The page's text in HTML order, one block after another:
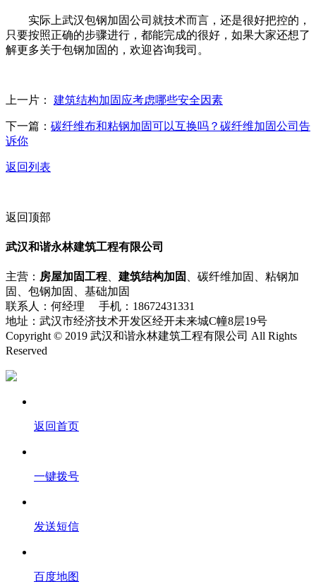
实际上武汉包钢加固公司就技术而言，还是很好把控的，
只要按照正确的步骤进行，都能完成的很好，如果大家还想了
解更多关于包钢加固的，欢迎咨询我司。
上一片： 建筑结构加固应考虑哪些安全因素
下一篇： 碳纤维布和粘钢加固可以互换吗？碳纤维加固公司告
诉你
返回列表
返回顶部
武汉和谐永林建筑工程有限公司
主营： 房屋加固工程 建筑结构加固
、碳纤维加固、粘钢加
固、包钢加固、基础加固
联系人：何经理 手机：18672431331
地址：武汉市经济技术开发区经开未来城C幢8层19号
Copyright © 2019 武汉和谐永林建筑工程有限公司 All Rights
Reserved
返回首页
一键拨号
发送短信
百度地图